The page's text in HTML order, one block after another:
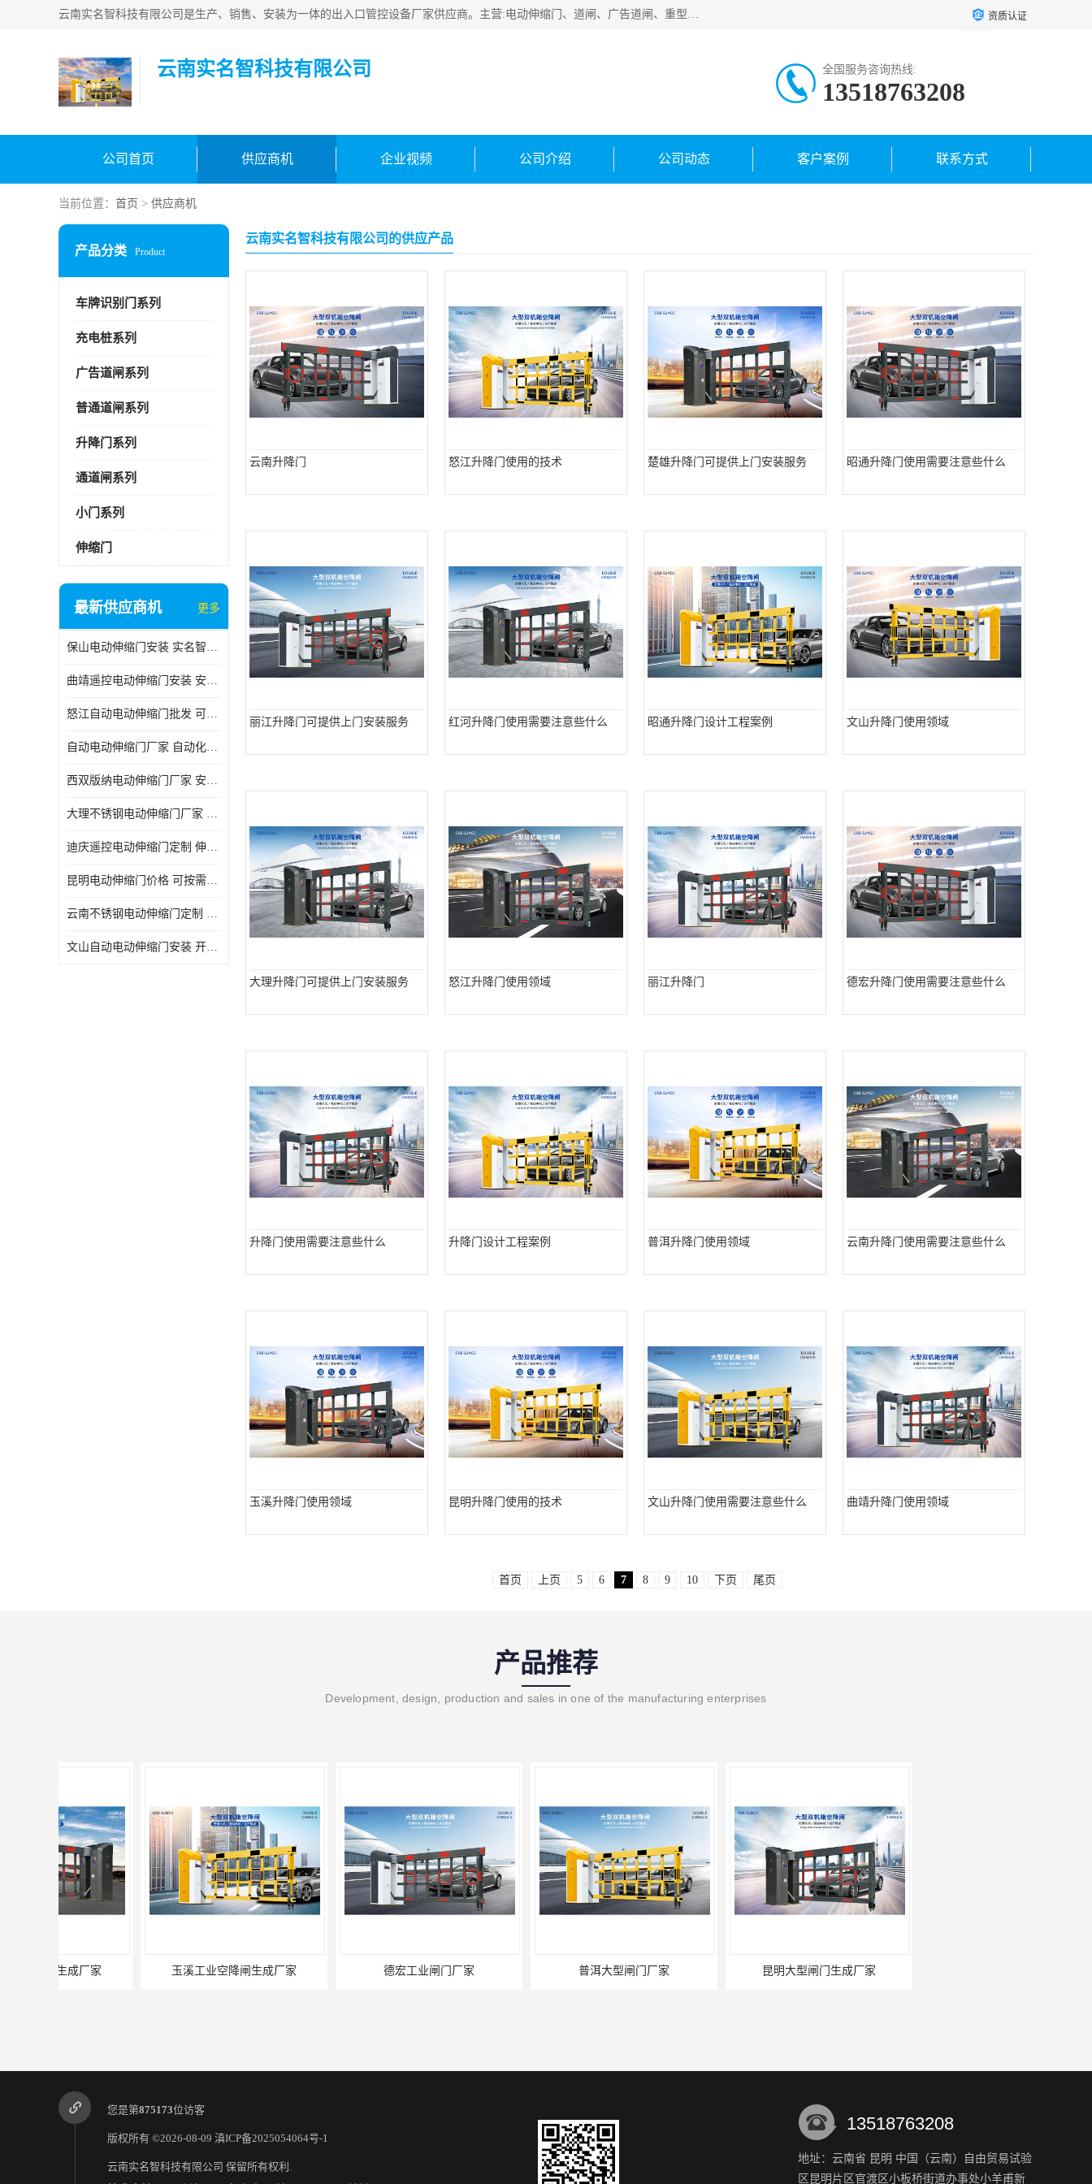
云南实名智科技有限公司是生产、销售、安装为一体的出入口管控设备厂家供应商。主营:电动伸缩门、道闸、广告道闸、重型空降闸、车牌识别、门禁通道、升降柱、岗亭、旗杆等智能设备。主营产品: 电动伸缩门,道闸门禁,车牌识别 生产、销售、安装为一体的出入口管控设备厂家源头供应商。 资质认证
云南实名智科技有限公司 全国服务咨询热线:
13518763208
公司首页 供应商机 企业视频 公司介绍 公司动态 客户案例 联系方式
当前位置： 首页 > 供应商机
产品分类 Product
车牌识别门系列
充电桩系列
广告道闸系列
普通道闸系列
升降门系列
通道闸系列
小门系列
伸缩门
最新供应商机 更多
保山电动伸缩门安装 实名智科技 安全性高
曲靖遥控电动伸缩门安装 安全性高
怒江自动电动伸缩门批发 可按需定制
自动电动伸缩门厂家 自动化操作
西双版纳电动伸缩门厂家 安全性高
大理不锈钢电动伸缩门厂家 适合狭窄通道
迪庆遥控电动伸缩门定制 伸缩结构设计
昆明电动伸缩门价格 可按需定制
云南不锈钢电动伸缩门定制 自动化操作
文山自动电动伸缩门安装 开启后占用空间小
云南实名智科技有限公司的供应产品
云南升降门 怒江升降门使用的技术 楚雄升降门可提供上门安装服务 昭通升降门使用需要注意些什么
丽江升降门可提供上门安装服务 红河升降门使用需要注意些什么 昭通升降门设计工程案例 文山升降门使用领域
大理升降门可提供上门安装服务 怒江升降门使用领域 丽江升降门 德宏升降门使用需要注意些什么
升降门使用需要注意些什么 升降门设计工程案例 普洱升降门使用领域 云南升降门使用需要注意些什么
玉溪升降门使用领域 昆明升降门使用的技术 文山升降门使用需要注意些什么 曲靖升降门使用领域
首页 上页 5 6 7 8 9 10 下页 尾页
产品推荐
Development, design, production and sales in one of the manufacturing enterprises
玉溪工业空降闸生成厂家 德宏工业闸门厂家 普洱大型闸门厂家 昆明大型闸门生成厂家 迪庆大型双机箱空降闸生成厂家
您是第875173位访客
版权所有 ©2026-08-09 滇ICP备2025054064号-1
云南实名智科技有限公司 保留所有权利.
13518763208
地址：云南省 昆明 中国（云南）自由贸易试验
区昆明片区官渡区小板桥街道办事处小羊甫新